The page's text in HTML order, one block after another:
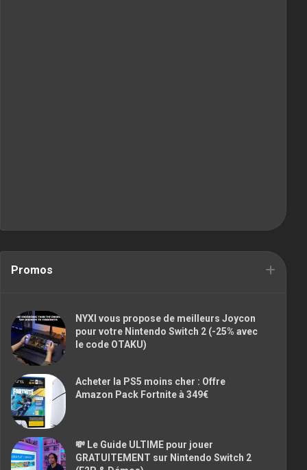
Promos
NYXI vous propose de meilleurs Joycon
pour votre Nintendo Switch 2 (-25% avec
le code OTAKU)
Acheter la PS5 moins cher : Offre
Amazon Pack Fortnite à 349€
💸 Le Guide ULTIME pour jouer
GRATUITEMENT sur Nintendo Switch 2